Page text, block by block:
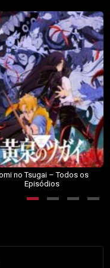
no Tsugai – Todos os
Episódios